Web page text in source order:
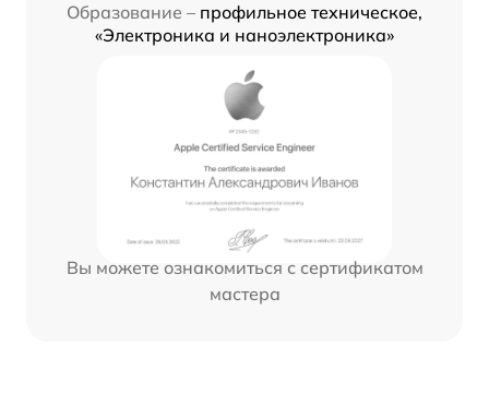
Образование – профильное техническое,
«Электроника и наноэлектроника»
Вы можете ознакомиться с сертификатом
мастера